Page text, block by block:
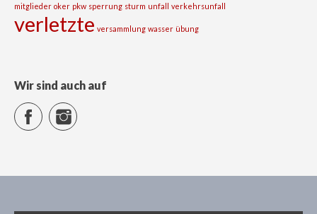
mitglieder oker pkw sperrung sturm unfall verkehrsunfall
verletzte versammlung wasser übung
Wir sind auch auf
FacebookInstagram